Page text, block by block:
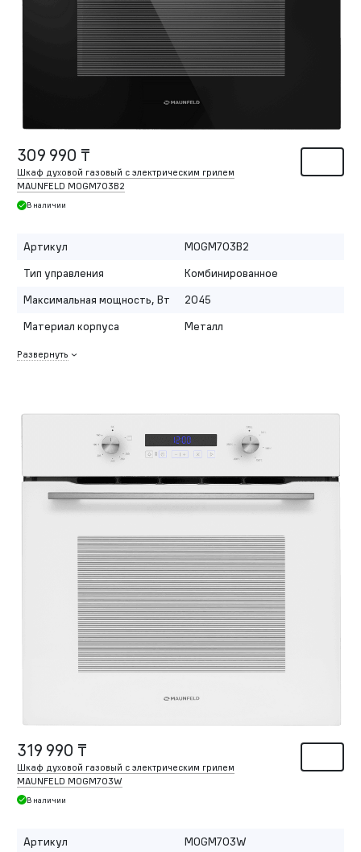
309 990 ₸
Шкаф духовой газовый с электрическим грилем
MAUNFELD MOGM703B2
В наличии
Артикул
MOGM703B2
Тип управления
Комбинированное
Максимальная мощность, Вт
2045
Материал корпуса
Металл
Развернуть
319 990 ₸
Шкаф духовой газовый с электрическим грилем
MAUNFELD MOGM703W
В наличии
Артикул MOGM703W